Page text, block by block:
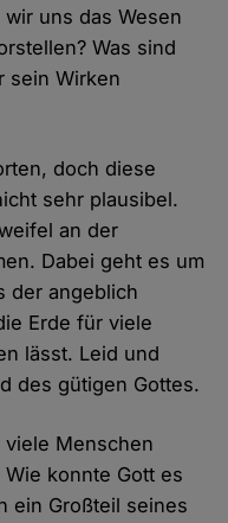
uns das Wesen
Was sind
sein Wirken
doch diese
sehr plausibel.
an der
Dabei geht es um
der angeblich
Erde für viele
lässt. Leid und
des gütigen Gottes.
viele Menschen
konnte Gott es
ein Großteil seines